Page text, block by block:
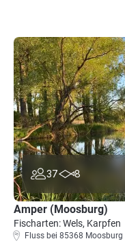
37 8
Amper (Moosburg)
Fischarten: Wels, Karpfen
Fluss bei 85368 Moosburg